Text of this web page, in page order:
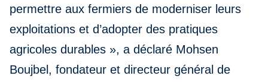
permettre aux fermiers de moderniser leurs
exploitations et d’adopter des pratiques
agricoles durables », a déclaré Mohsen
Boujbel, fondateur et directeur général de